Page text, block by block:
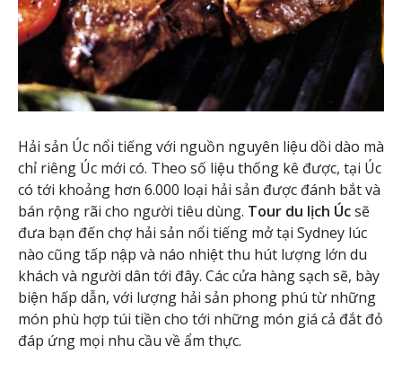
Hải sản Úc nổi tiếng với nguồn nguyên liệu dồi dào mà
chỉ riêng Úc mới có. Theo số liệu thống kê được, tại Úc
có tới khoảng hơn 6.000 loại hải sản được đánh bắt và
bán rộng rãi cho người tiêu dùng. Tour du lịch Úcsẽ
đưa bạn đến chợ hải sản nổi tiếng mở tại Sydney lúc
nào cũng tấp nập và náo nhiệt thu hút lượng lớn du
khách và người dân tới đây. Các cửa hàng sạch sẽ, bày
biện hấp dẫn, với lượng hải sản phong phú từ những
món phù hợp túi tiền cho tới những món giá cả đắt đỏ
đáp ứng mọi nhu cầu về ẩm thực.